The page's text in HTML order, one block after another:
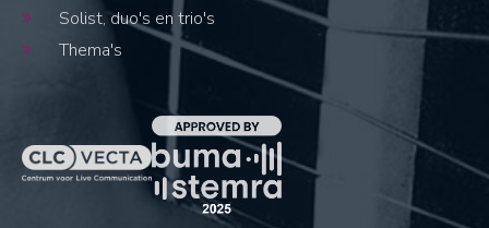
Solist, duo's en trio's
Thema's